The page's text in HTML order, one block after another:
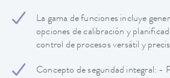
La gama de funciones incluye
opciones de calibración y
control de procesos versátil y
Concepto de seguridad integral: -